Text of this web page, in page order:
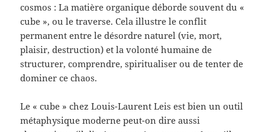
cosmos : La matière organique déborde souvent du «
cube », ou le traverse. Cela illustre le conflit
permanent entre le désordre naturel (vie, mort,
plaisir, destruction) et la volonté humaine de
structurer, comprendre, spiritualiser ou de tenter de
dominer ce chaos.
Le « cube » chez Louis-Laurent Leis est bien un outil
métaphysique moderne peut-on dire aussi